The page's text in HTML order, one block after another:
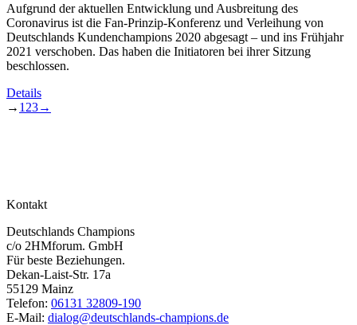
Aufgrund der aktuellen Entwicklung und Ausbreitung des
Coronavirus ist die Fan-Prinzip-Konferenz und Verleihung von
Deutschlands Kundenchampions 2020 abgesagt – und ins Frühjahr
2021 verschoben. Das haben die Initiatoren bei ihrer Sitzung
beschlossen.
Details
→ 1 23→
Kontakt
Deutschlands Champions
c/o 2HMforum. GmbH
Für beste Beziehungen.
Dekan-Laist-Str. 17a
55129 Mainz
Telefon: 06131 32809-190
E-Mail: dialog@deutschlands-champions.de